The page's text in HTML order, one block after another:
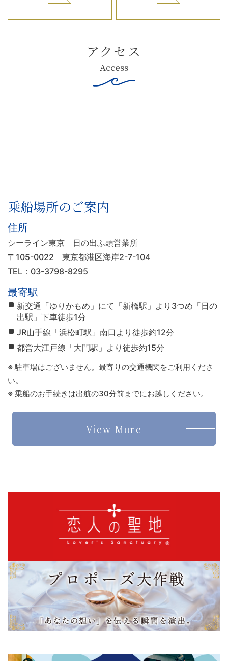
アクセス
Access
乗船場所のご案内
住所
シーライン東京 日の出ふ頭営業所
〒105-0022 東京都港区海岸2-7-104
TEL：03-3798-8295
最寄駅
新交通「ゆりかもめ」にて「新橋駅」より3つめ「日の
出駅」下車徒歩1分
JR山手線「浜松町駅」南口より徒歩約12分
都営大江戸線「大門駅」より徒歩約15分
※ 駐車場はございません。最寄りの交通機関をご利用くださ
い。
※ 乗船のお手続きは出航の30分前までにお越しください。
View More